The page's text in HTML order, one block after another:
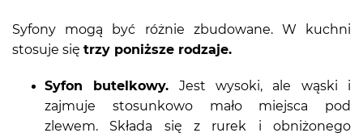
Syfony mogą być różnie zbudowane. W kuchni
stosuje się trzy poniższe rodzaje.
Syfon butelkowy. Jest wysoki, ale wąski i
zajmuje stosunkowo mało miejsca pod
zlewem. Składa się z rurek i obniżonego